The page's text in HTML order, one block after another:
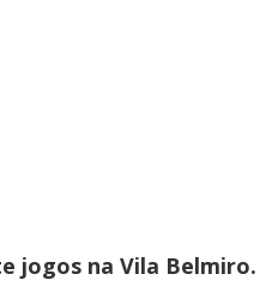
jogos na Vila Belmiro.